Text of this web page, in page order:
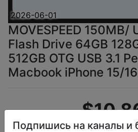
2026-06-01
MOVESPEED 150MB/
Flash Drive 64GB
512GB OTG USB 3.1
Macbook iPhone 15/
Подпишись на каналы и